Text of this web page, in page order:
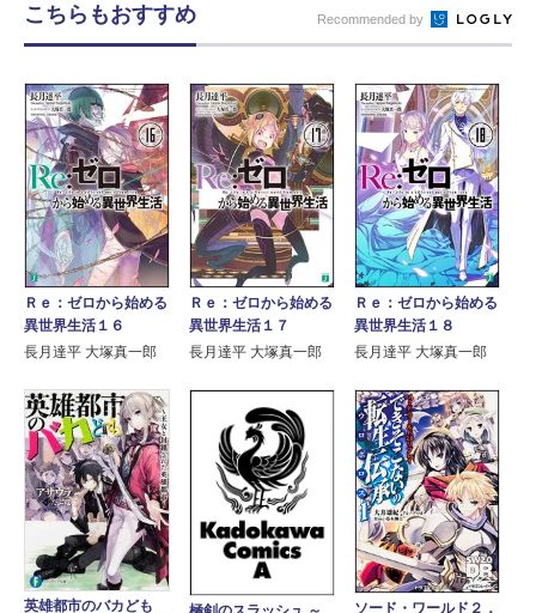
こちらもおすすめ Recommended by
Ｒｅ：ゼロから始める
異世界生活１６
長月達平 大塚真一郎
Ｒｅ：ゼロから始める
異世界生活１７
長月達平 大塚真一郎
Ｒｅ：ゼロから始める
異世界生活１８
長月達平 大塚真一郎
英雄都市のバカども
ソード・ワールド２．